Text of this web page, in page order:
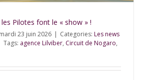
Pilotes font le « show » !
mardi 23 juin 2026 | Categories: Les news
Tags: agence Lilviber, Circuit de Nogaro,